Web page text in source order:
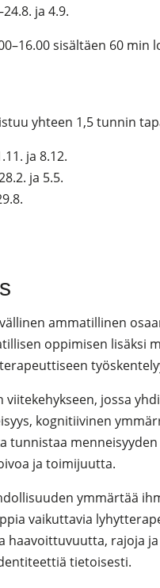
ja 4.9.
sisältäen 60 min
yhteen 1,5 tunnin
ja 8.12.
ja 5.5.
ammatillinen
oppimisen lisäksi
jossa
kognitiivinen
tunnistaa
ja toimijuutta.
ymmärtää
vaikuttavia
haavoittuvuutta, rajoja ja
tietoisesti.